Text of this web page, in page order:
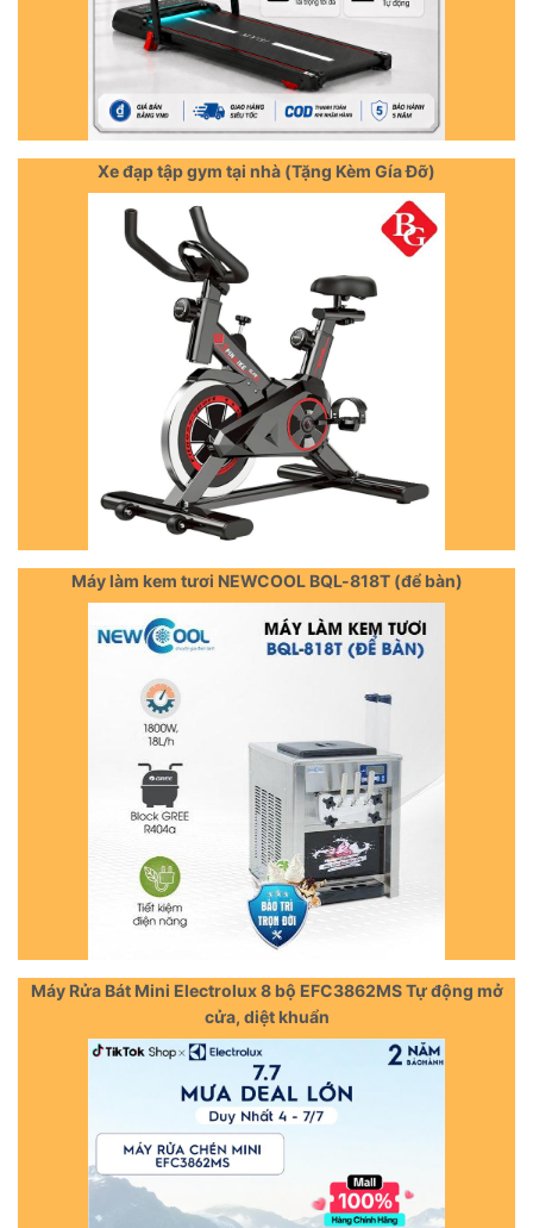
Xe đạp tập gym tại nhà (Tặng Kèm Gía Đỡ)
Máy làm kem tươi NEWCOOL BQL-818T (để bàn)
Máy Rửa Bát Mini Electrolux 8 bộ EFC3862MS Tự động mở
cửa, diệt khuẩn